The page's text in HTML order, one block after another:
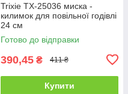
Trixie TX-25036 миска -
килимок для повільної годівлі
24 см
Готово до відправки
390,45 ₴ 411 ₴
Купити